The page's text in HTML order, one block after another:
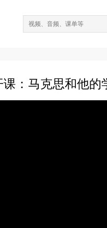
：马克思和他的